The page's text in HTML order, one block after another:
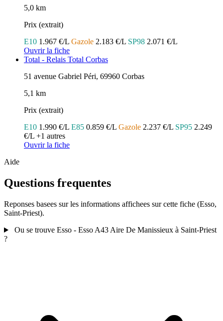
5,0 km
Prix (extrait)
E10 1.967 €/L Gazole 2.183 €/L SP98 2.071 €/L
Ouvrir la fiche
Total - Relais Total Corbas
51 avenue Gabriel Péri, 69960 Corbas
5,1 km
Prix (extrait)
E10 1.990 €/L E85 0.859 €/L Gazole 2.237 €/L SP95 2.249
€/L +1 autres
Ouvrir la fiche
Aide
Questions frequentes
Reponses basees sur les informations affichees sur cette fiche (Esso,
Saint-Priest).
Ou se trouve Esso - Esso A43 Aire De Manissieux à Saint-Priest
?